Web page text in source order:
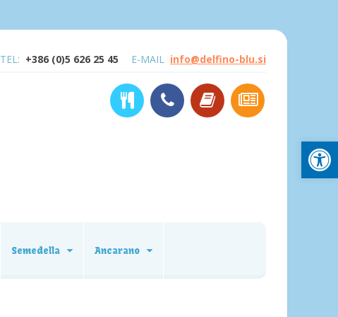
TEL: +386 (0)5 626 25 45 E-MAIL info@delfino-blu.si
Semedella Ancarano